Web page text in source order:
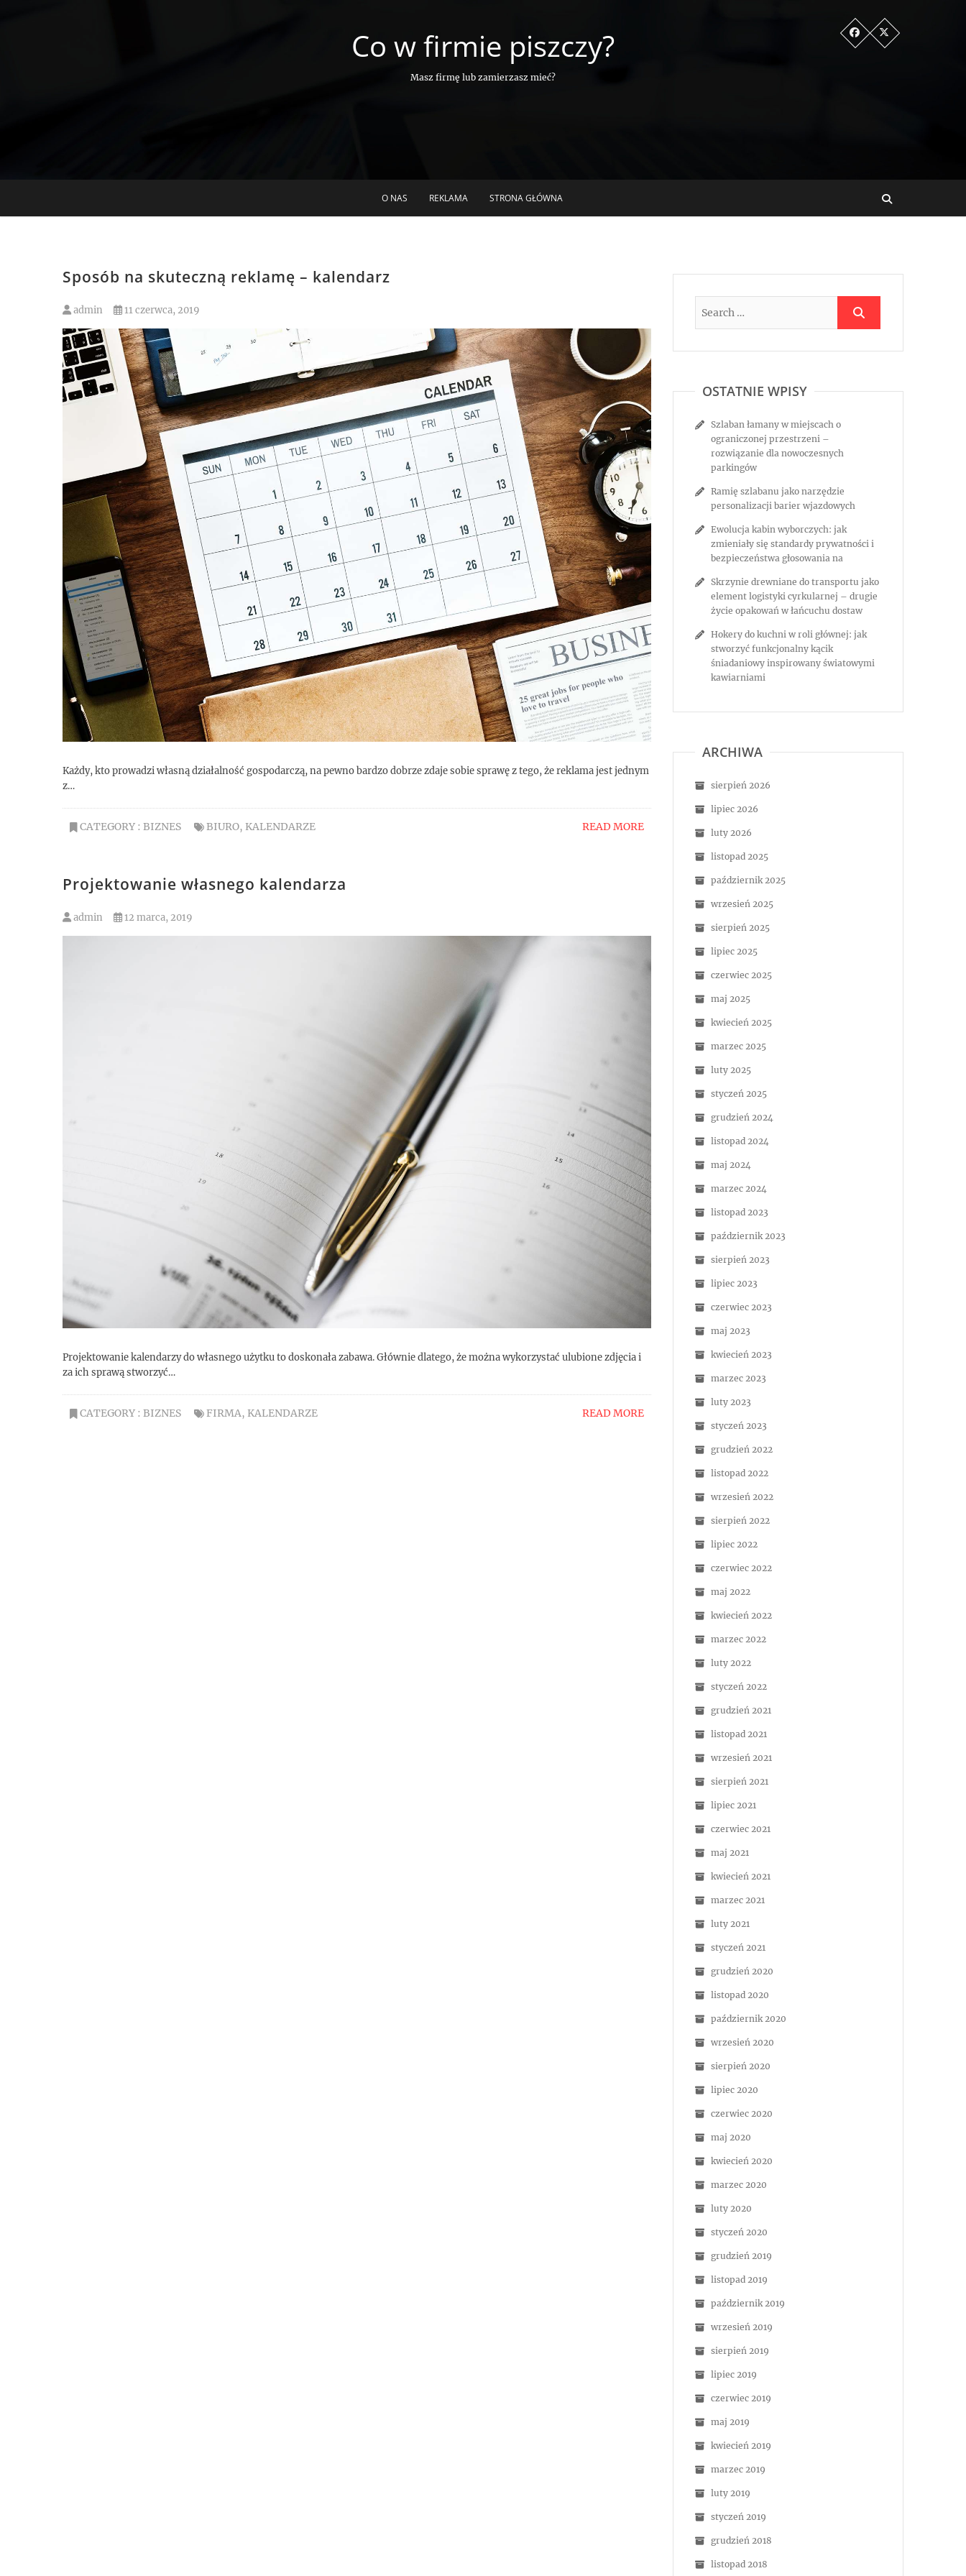
Co w firmie piszczy?
Masz firmę lub zamierzasz mieć?
O NAS REKLAMA STRONA GŁÓWNA
Sposób na skuteczną reklamę – kalendarz
admin 11 czerwca, 2019
Każdy, kto prowadzi własną działalność gospodarczą, na pewno bardzo dobrze zdaje sobie sprawę z tego, że reklama jest jednym
z…
CATEGORY : BIZNES BIURO, KALENDARZE READ MORE
Projektowanie własnego kalendarza
admin 12 marca, 2019
Projektowanie kalendarzy do własnego użytku to doskonała zabawa. Głównie dlatego, że można wykorzystać ulubione zdjęcia i
za ich sprawą stworzyć…
CATEGORY : BIZNES FIRMA, KALENDARZE READ MORE
OSTATNIE WPISY
Szlaban łamany w miejscach o
ograniczonej przestrzeni –
rozwiązanie dla nowoczesnych
parkingów
Ramię szlabanu jako narzędzie
personalizacji barier wjazdowych
Ewolucja kabin wyborczych: jak
zmieniały się standardy prywatności i
bezpieczeństwa głosowania na
Skrzynie drewniane do transportu jako
element logistyki cyrkularnej – drugie
życie opakowań w łańcuchu dostaw
Hokery do kuchni w roli głównej: jak
stworzyć funkcjonalny kącik
śniadaniowy inspirowany światowymi
kawiarniami
ARCHIWA
sierpień 2026
lipiec 2026
luty 2026
listopad 2025
październik 2025
wrzesień 2025
sierpień 2025
lipiec 2025
czerwiec 2025
maj 2025
kwiecień 2025
marzec 2025
luty 2025
styczeń 2025
grudzień 2024
listopad 2024
maj 2024
marzec 2024
listopad 2023
październik 2023
sierpień 2023
lipiec 2023
czerwiec 2023
maj 2023
kwiecień 2023
marzec 2023
luty 2023
styczeń 2023
grudzień 2022
listopad 2022
wrzesień 2022
sierpień 2022
lipiec 2022
czerwiec 2022
maj 2022
kwiecień 2022
marzec 2022
luty 2022
styczeń 2022
grudzień 2021
listopad 2021
wrzesień 2021
sierpień 2021
lipiec 2021
czerwiec 2021
maj 2021
kwiecień 2021
marzec 2021
luty 2021
styczeń 2021
grudzień 2020
listopad 2020
październik 2020
wrzesień 2020
sierpień 2020
lipiec 2020
czerwiec 2020
maj 2020
kwiecień 2020
marzec 2020
luty 2020
styczeń 2020
grudzień 2019
listopad 2019
październik 2019
wrzesień 2019
sierpień 2019
lipiec 2019
czerwiec 2019
maj 2019
kwiecień 2019
marzec 2019
luty 2019
styczeń 2019
grudzień 2018
listopad 2018